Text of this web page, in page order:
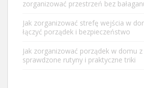
zorganizować przestrzeń bez
Jak zorganizować strefę wejścia w
łączyć porządek i bezpieczeństwo
Jak zorganizować porządek w domu z
sprawdzone rutyny i praktyczne triki